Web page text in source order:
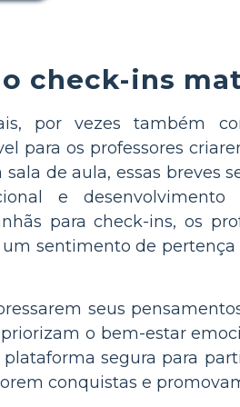
check-ins
por vezes também
para os professores
de aula, essas breves
e desenvolvimento
para check-ins, os
sentimento de
seus
o bem-estar
segura para
conquistas e